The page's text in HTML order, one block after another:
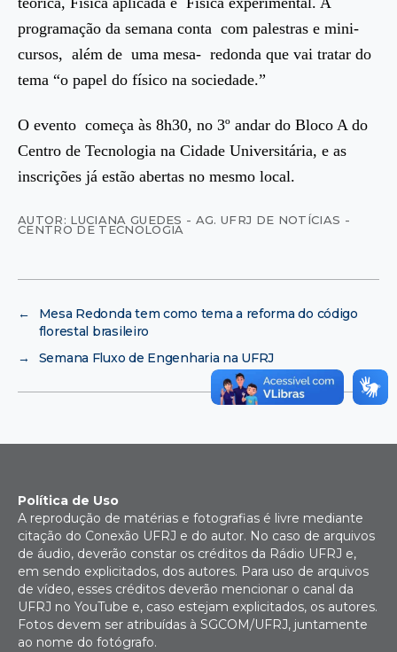
programação da semana conta com palestras e mini-
cursos, além de uma mesa- redonda que vai tratar do
tema “o papel do físico na sociedade.”
O evento começa às 8h30, no 3º andar do Bloco A do
Centro de Tecnologia na Cidade Universitária, e as
inscrições já estão abertas no mesmo local.
AUTOR: LUCIANA GUEDES - AG. UFRJ DE NOTÍCIAS -
CENTRO DE TECNOLOGIA
←
Mesa Redonda tem como tema a reforma do código
florestal brasileiro
→
Semana Fluxo de Engenharia na UFRJ
Política de Uso
A reprodução de matérias e fotografias é livre mediante
citação do Conexão UFRJ e do autor. No caso de arquivos
de áudio, deverão constar os créditos da Rádio UFRJ e,
em sendo explicitados, dos autores. Para uso de arquivos
de vídeo, esses créditos deverão mencionar o canal da
UFRJ no YouTube e, caso estejam explicitados, os autores.
Fotos devem ser atribuídas à SGCOM/UFRJ, juntamente
ao nome do fotógrafo.